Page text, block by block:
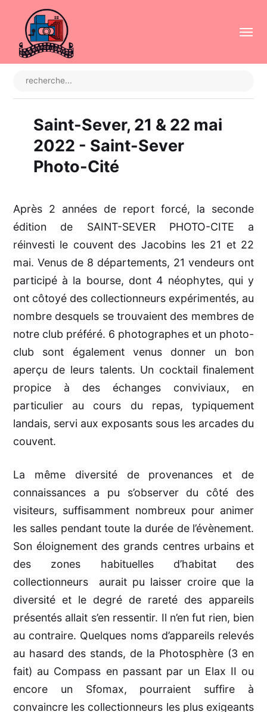
Saint-Sever, 21 & 22 mai
2022 - Saint-Sever
Photo-Cité
Après 2 années de report forcé, la seconde
édition de SAINT-SEVER PHOTO-CITE a
réinvesti le couvent des Jacobins les 21 et 22
mai. Venus de 8 départements, 21 vendeurs ont
participé à la bourse, dont 4 néophytes, qui y
ont côtoyé des collectionneurs expérimentés, au
nombre desquels se trouvaient des membres de
notre club préféré. 6 photographes et un photo-
club sont également venus donner un bon
aperçu de leurs talents. Un cocktail finalement
propice à des échanges conviviaux, en
particulier au cours du repas, typiquement
landais, servi aux exposants sous les arcades du
couvent.
La même diversité de provenances et de
connaissances a pu s’observer du côté des
visiteurs, suffisamment nombreux pour animer
les salles pendant toute la durée de l’évènement.
Son éloignement des grands centres urbains et
des zones habituelles d’habitat des
collectionneurs aurait pu laisser croire que la
diversité et le degré de rareté des appareils
présentés allait s’en ressentir. Il n’en fut rien, bien
au contraire. Quelques noms d’appareils relevés
au hasard des stands, de la Photosphère (3 en
fait) au Compass en passant par un Elax II ou
encore un Sfomax, pourraient suffire à
convaincre les collectionneurs les plus exigeants